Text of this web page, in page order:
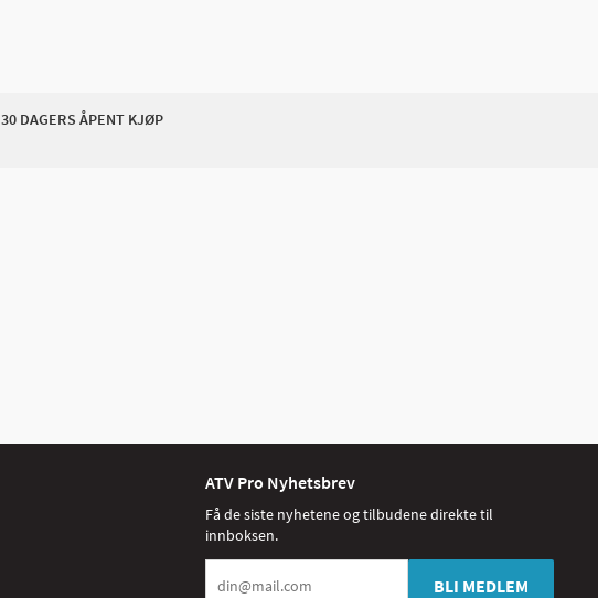
30 DAGERS ÅPENT KJØP
ATV Pro Nyhetsbrev
Få de siste nyhetene og tilbudene direkte til
innboksen.
BLI MEDLEM